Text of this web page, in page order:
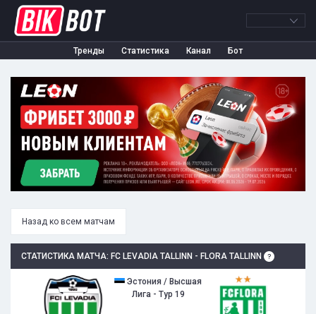
Тренды Статистика Канал Бот
Назад ко всем матчам
СТАТИСТИКА МАТЧА: FC LEVADIA TALLINN - FLORA TALLINN
Эстония / Высшая
Лига - Тур 19